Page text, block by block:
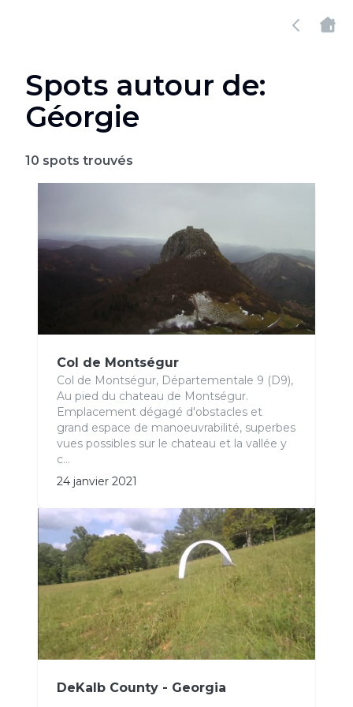
Spots autour de:
Géorgie
10 spots trouvés
Col de Montségur
Col de Montségur, Départementale 9 (D9),
Au pied du chateau de Montségur.
Emplacement dégagé d'obstacles et
grand espace de manoeuvrabilité, superbes
vues possibles sur le chateau et la vallée y
c...
24 janvier 2021
DeKalb County - Georgia